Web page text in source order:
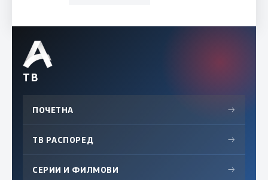
ТВ
ПОЧЕТНА →
ТВ РАСПОРЕД →
СЕРИИ И ФИЛМОВИ →